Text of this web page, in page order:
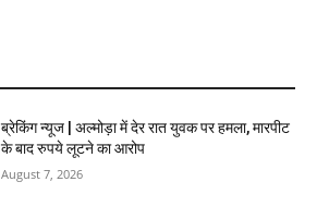
ब्रेकिंग न्यूज | अल्मोड़ा में देर रात युवक पर हमला, मारपीट
के बाद रुपये लूटने का आरोप
August 7, 2026